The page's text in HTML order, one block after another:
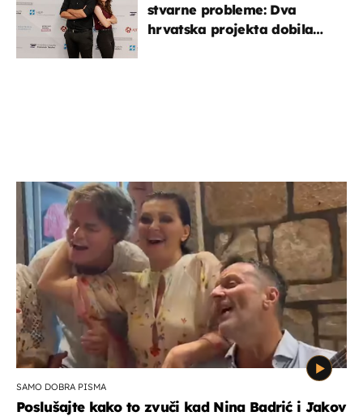
stvarne probleme: Dva
hrvatska projekta dobila
SAMO DOBRA PISMA
Poslušajte kako to zvuči kad Nina Badrić i Jakov